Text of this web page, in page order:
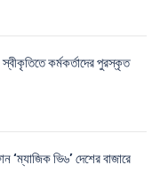
কর্মকর্তাদের পুরস্কৃত
‘ম্যাজিক ভি৬’ দেশের বাজারে